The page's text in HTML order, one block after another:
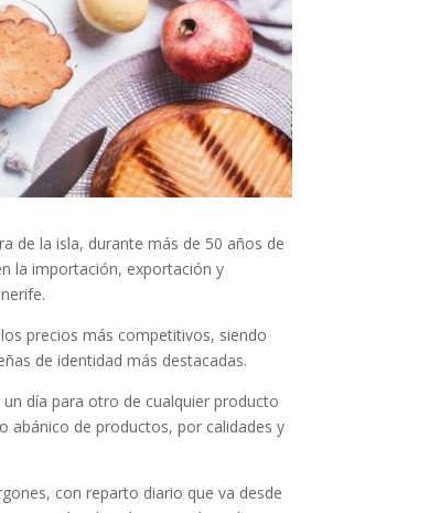
de la isla, durante más de 50 años de
la importación, exportación y
precios más competitivos, siendo
de identidad más destacadas.
día para otro de cualquier producto
abánico de productos, por calidades y
con reparto diario que va desde